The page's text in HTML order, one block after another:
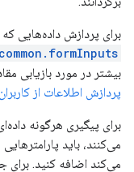
برای پردازش داده‌هایی
بیشتر در مورد بازیابی
پردازش اطلاعات از کاربران
برای پیگیری هرگونه
می‌کنند، باید
می‌کند اضافه کنید. برای